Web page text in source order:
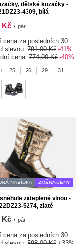
dětské kozačky -
4309, bílá
Kč / pár
cena za posledních 30
slevou: 791,00 Kč -41%
cena: 774,00 Kč -40%
25 26 29 31
NABÍDKA ZMĚNA CENY
zateplené vlnou -
5274, zlaté
Kč / pár
cena za posledních 30